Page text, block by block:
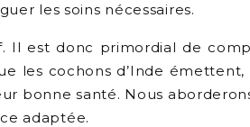
les soins nécessaires.
est donc primordial de
les cochons d’Inde
bonne santé. Nous
adaptée.